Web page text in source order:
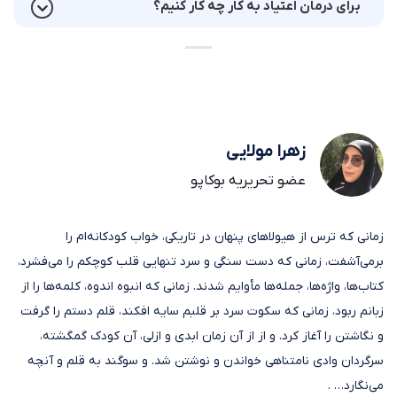
برای درمان اعتیاد به کار چه کار کنیم؟
زهرا مولایی
عضو تحریریه بوکاپو
زمانی که ترس از هیولاهای پنهان در تاریکی، خواب کودکانه‌ام را
برمی‌آشفت، زمانی که دست سنگی و سرد تنهایی قلب کوچکم را می‌فشرد،
کتاب‌ها، واژه‌ها، جمله‌ها مأوایم شدند. زمانی که انبوه اندوه، کلمه‌ها را از
زبانم ربود، زمانی که سکوت سرد بر قلبم سایه افکند، قلم دستم را گرفت
و نگاشتن را آغاز کرد. و از از آن زمان ابدی و ازلی، آن کودک گمگشته،
سرگردان وادی نامتناهی خواندن و نوشتن شد. و سوگند به قلم و آنچه
می‌نگارد… .